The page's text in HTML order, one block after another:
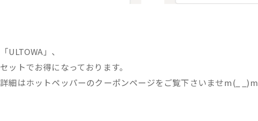
」、
ットでお得になっております。
細はホットペッパーのクーポンページをご覧下さいませm(_ _)m